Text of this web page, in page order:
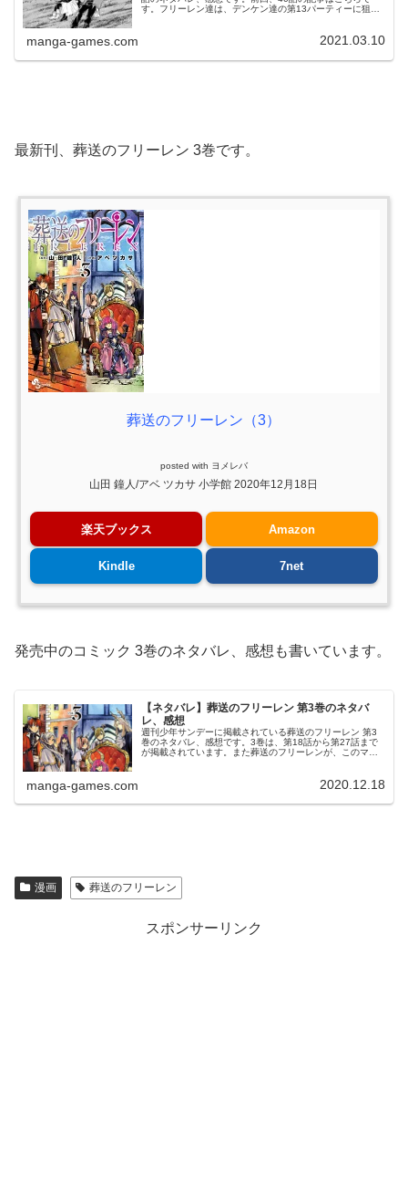
す。フリーレン達は、デンケン達の第13パーティーに狙わ
manga-games.com 2021.03.10
最新刊、葬送のフリーレン 3巻です。
葬送のフリーレン（3）
posted with ヨメレバ
山田 鐘人/アベ ツカサ 小学館 2020年12月18日
楽天ブックス Amazon
Kindle 7net
発売中のコミック 3巻のネタバレ、感想も書いています。
【ネタバレ】葬送のフリーレン 第3巻のネタバ
レ、感想
週刊少年サンデーに掲載されている葬送のフリーレン 第3
巻のネタバレ、感想です。3巻は、第18話から第27話まで
が掲載されています。また葬送のフリーレンが、このマン
manga-games.com 2020.12.18
漫画 葬送のフリーレン
スポンサーリンク